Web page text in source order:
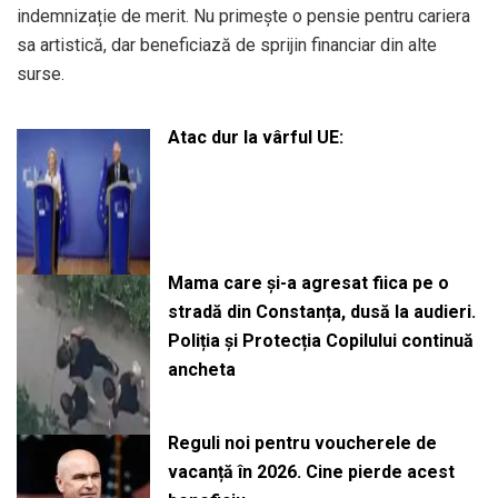
indemnizație de merit. Nu primește o pensie pentru cariera
sa artistică, dar beneficiază de sprijin financiar din alte
surse.
Atac dur la vârful UE:
Mama care și-a agresat fiica pe o
stradă din Constanța, dusă la audieri.
Poliția și Protecția Copilului continuă
ancheta
Reguli noi pentru voucherele de
vacanță în 2026. Cine pierde acest